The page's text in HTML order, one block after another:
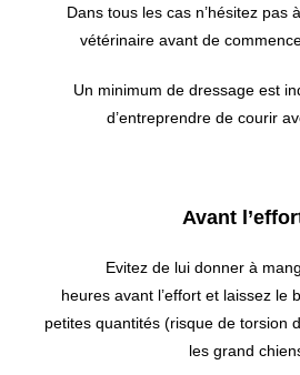
Dans tous les cas n’hésitez pas
vétérinaire avant de
Un minimum de dressage est
d’entreprendre de courir
Avant
Evitez de lui donner à
heures avant l’effort et laissez le
petites quantités (risque de torsion
les grand